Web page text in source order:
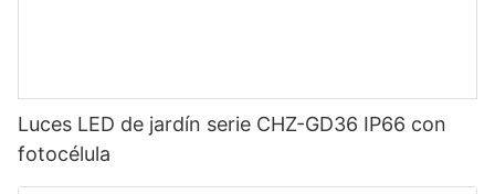
Luces LED de jardín serie CHZ-GD36 IP66 con
fotocélula